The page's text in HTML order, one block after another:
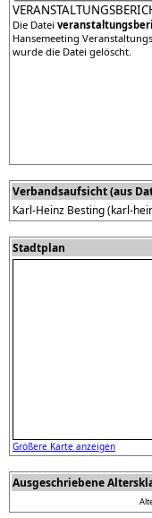
Die Datei
Hansemeeting
wurde die Datei gelöscht.
Verbandsaufsicht (aus
Karl-Heinz Besting (karl-
Stadtplan
Größere Karte anzeigen
Ausgeschriebene